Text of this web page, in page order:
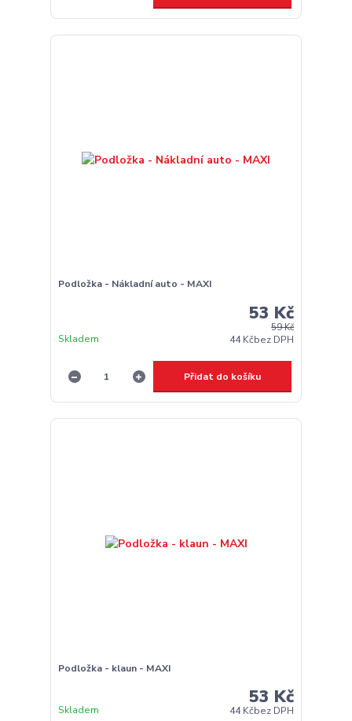
Podložka - Nákladní auto - MAXI
59 Kč
53 Kč
44 Kčbez DPH
Skladem
Přidat do košíku
Podložka - klaun - MAXI
53 Kč
44 Kčbez DPH
Skladem